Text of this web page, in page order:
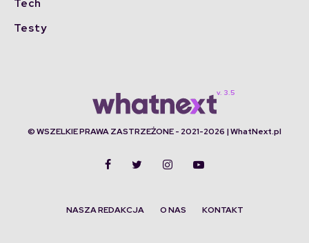
Tech
Testy
© WSZELKIE PRAWA ZASTRZEŻONE - 2021-2026 | WhatNext.pl
NASZA REDAKCJA O NAS KONTAKT